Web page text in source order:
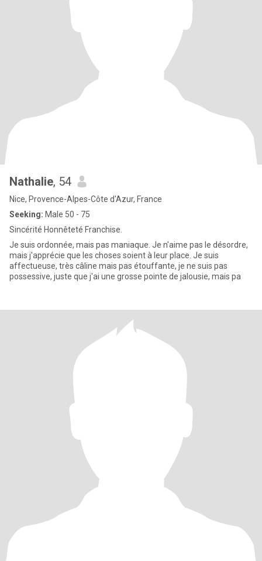
Nathalie, 54
Nice, Provence-Alpes-Côte d'Azur, France
Seeking: Male 50 - 75
Sincérité Honnêteté Franchise.
Je suis ordonnée, mais pas maniaque. Je n'aime pas le désordre,
mais j'apprécie que les choses soient à leur place. Je suis
affectueuse, très câline mais pas étouffante, je ne suis pas
possessive, juste que j'ai une grosse pointe de jalousie, mais pa